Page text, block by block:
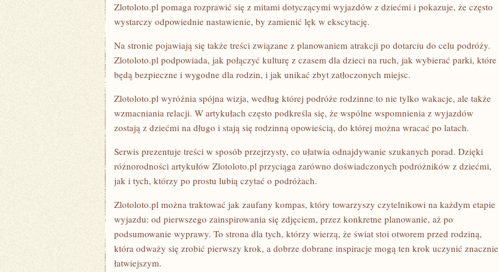
Zlotoloto.pl pomaga rozprawić się z mitami dotyczącymi wyjazdów z dziećmi i pokazuje, że często
wystarczy odpowiednie nastawienie, by zamienić lęk w ekscytację.
Na stronie pojawiają się także treści związane z planowaniem atrakcji po dotarciu do celu podróży.
Zlotoloto.pl podpowiada, jak połączyć kulturę z czasem dla dzieci na ruch, jak wybierać parki, które
będą bezpieczne i wygodne dla rodzin, i jak unikać zbyt zatłoczonych miejsc.
Zlotoloto.pl wyróżnia spójna wizja, według której podróże rodzinne to nie tylko wakacje, ale także
wzmacniania relacji. W artykułach często podkreśla się, że wspólne wspomnienia z wyjazdów
zostają z dziećmi na długo i stają się rodzinną opowieścią, do której można wracać po latach.
Serwis prezentuje treści w sposób przejrzysty, co ułatwia odnajdywanie szukanych porad. Dzięki
różnorodności artykułów Zlotoloto.pl przyciąga zarówno doświadczonych podróżników z dziećmi,
jak i tych, którzy po prostu lubią czytać o podróżach.
Zlotoloto.pl można traktować jak zaufany kompas, który towarzyszy czytelnikowi na każdym etapie
wyjazdu: od pierwszego zainspirowania się zdjęciem, przez konkretne planowanie, aż po
podsumowanie wyprawy. To strona dla tych, którzy wierzą, że świat stoi otworem przed rodziną,
która odważy się zrobić pierwszy krok, a dobrze dobrane inspiracje mogą ten krok uczynić znacznie
łatwiejszym.